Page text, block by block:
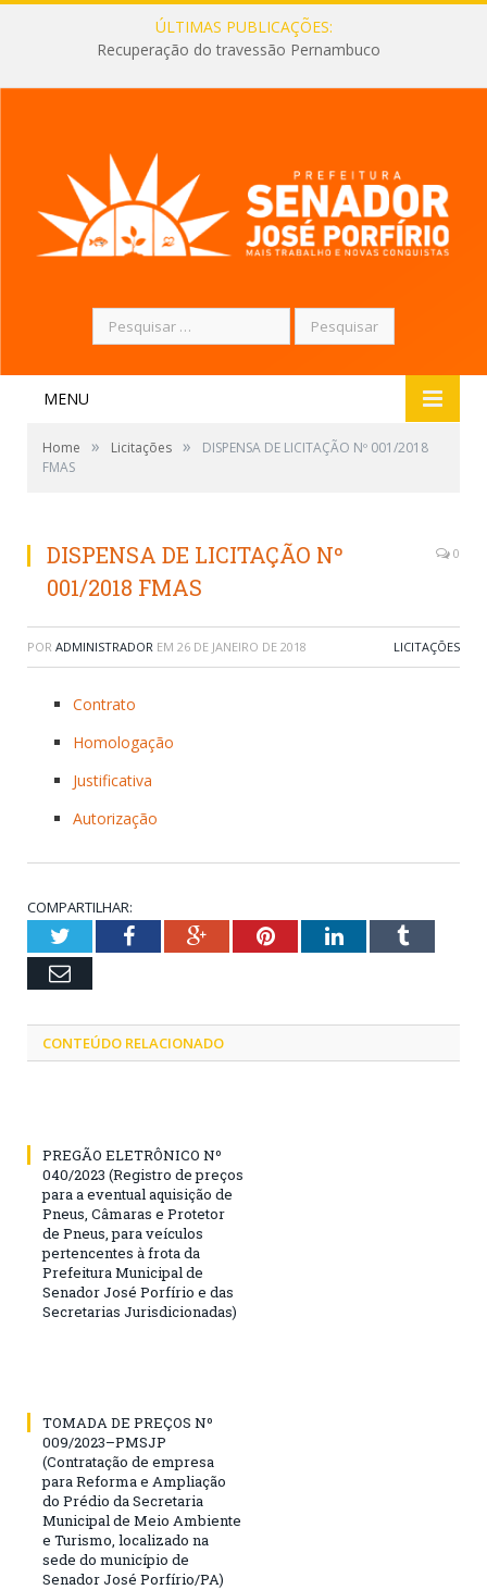
ÚLTIMAS PUBLICAÇÕES:
Recuperação do travessão Pernambuco
Pesquisar
por:
MENU
Home » Licitações »
DISPENSA DE LICITAÇÃO Nº 001/2018
FMAS
DISPENSA DE LICITAÇÃO Nº
001/2018 FMAS
0
POR ADMINISTRADOR EM 26 DE JANEIRO DE 2018 LICITAÇÕES
Contrato
Homologação
Justificativa
Autorização
COMPARTILHAR:
TwitterFacebookGoogle+PinterestLinkedInTumblr
Email
CONTEÚDO RELACIONADO
PREGÃO ELETRÔNICO Nº
040/2023 (Registro de preços
para a eventual aquisição de
Pneus, Câmaras e Protetor
de Pneus, para veículos
pertencentes à frota da
Prefeitura Municipal de
Senador José Porfírio e das
Secretarias Jurisdicionadas)
TOMADA DE PREÇOS Nº
009/2023–PMSJP
(Contratação de empresa
para Reforma e Ampliação
do Prédio da Secretaria
Municipal de Meio Ambiente
e Turismo, localizado na
sede do município de
Senador José Porfírio/PA)